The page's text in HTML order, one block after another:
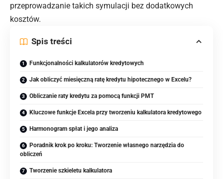
przeprowadzanie takich symulacji bez dodatkowych
kosztów.
Spis treści
Funkcjonalności kalkulatorów kredytowych
Jak obliczyć miesięczną ratę kredytu hipotecznego w Excelu?
Obliczanie raty kredytu za pomocą funkcji PMT
Kluczowe funkcje Excela przy tworzeniu kalkulatora kredytowego
Harmonogram spłat i jego analiza
Poradnik krok po kroku: Tworzenie własnego narzędzia do
obliczeń
Tworzenie szkieletu kalkulatora